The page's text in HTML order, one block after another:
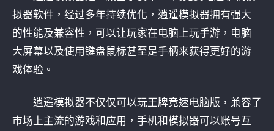
拟器软件，经过多年持续优化，逍遥模拟器拥有强大
的性能及兼容性，可以让玩家在电脑上玩手游，电脑
大屏幕以及使用键盘鼠标甚至是手柄来获得更好的游
戏体验。
逍遥模拟器不仅仅可以玩王牌竞速电脑版，兼容了
市场上主流的游戏和应用，手机和模拟器可以账号互